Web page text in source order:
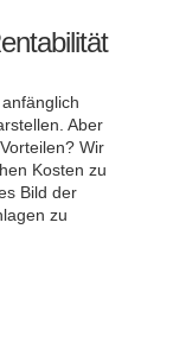
Aber
Wir
Kosten zu
Bild der
zu